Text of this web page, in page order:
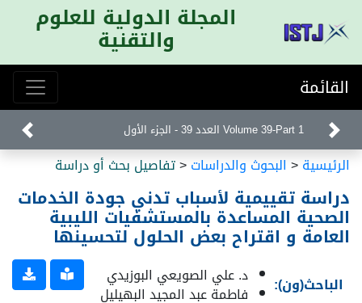
المجلة الدولية للعلوم
والتقنية
القائمة
Volume 39-Part 1 العدد 39 - الجزء الأول
الرئيسية< البحوث والدراسات<تفاصيل بحث أو دراسة
دراسة تقييمية لأسباب تدني جودة الخدمات
الصحية المساعدة بالمستشفيات الليبية
العامة و اقتراح بعض الحلول لتحسينها
الباحث(ون): د. علي الصويعي البوزيدي
فاطمة عبد المجيد البهيليل